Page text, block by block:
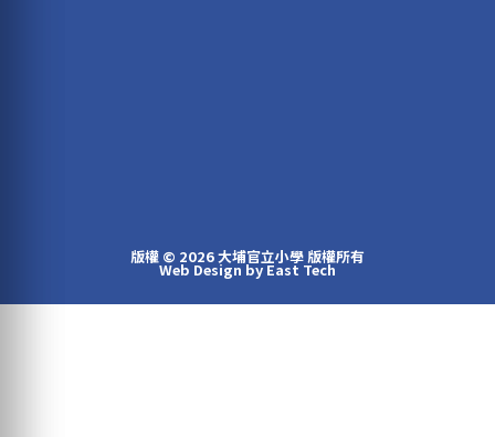
版權 © 2026 大埔官立小學 版權所有
Web DesignbyEast Tech